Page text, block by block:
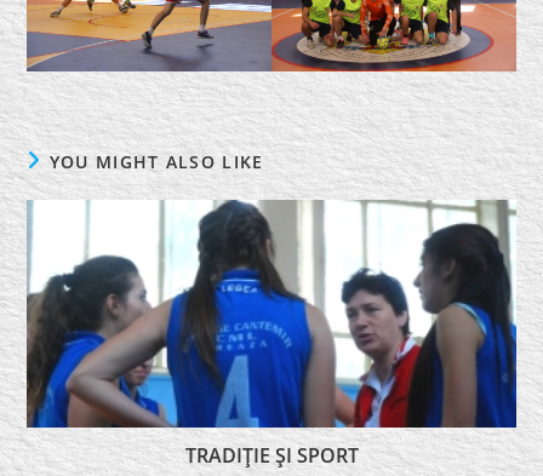
YOU MIGHT ALSO LIKE
TRADIŢIE ŞI SPORT